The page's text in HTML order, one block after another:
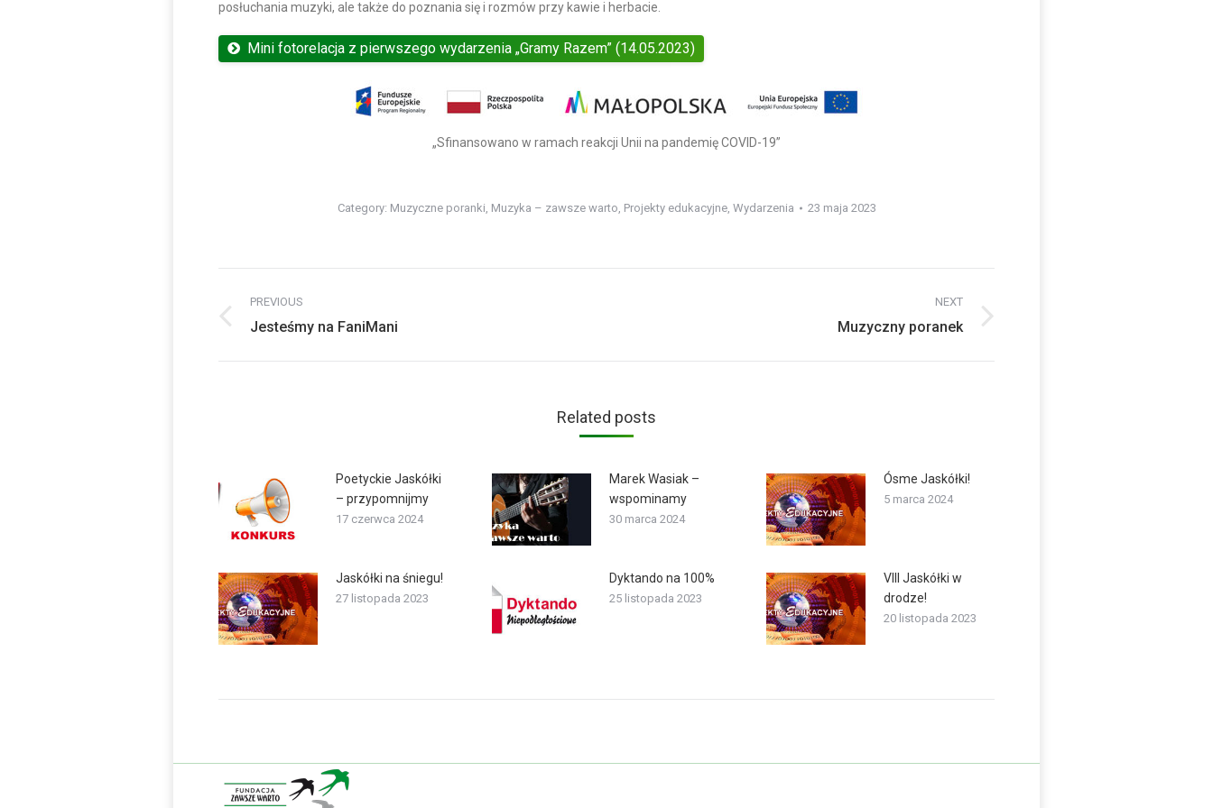
posłuchania muzyki, ale także do poznania się i rozmów przy kawie i herbacie.
Mini fotorelacja z pierwszego wydarzenia „Gramy Razem” (14.05.2023)
„Sfinansowano w ramach reakcji Unii na pandemię COVID-19”
Category: Muzyczne poranki, Muzyka – zawsze warto, Projekty edukacyjne, Wydarzenia 23 maja 2023
navigation
PREVIOUS
Previous
Jesteśmy na FaniMani
NEXT
Muzyczny poranek
Related posts
Poetyckie Jaskółki
– przypomnijmy
17 czerwca 2024
Marek Wasiak –
wspominamy
30 marca 2024
Ósme Jaskółki!
5 marca 2024
Jaskółki na śniegu!
27 listopada 2023
Dyktando na 100%
25 listopada 2023
VIII Jaskółki w
drodze!
20 listopada 2023